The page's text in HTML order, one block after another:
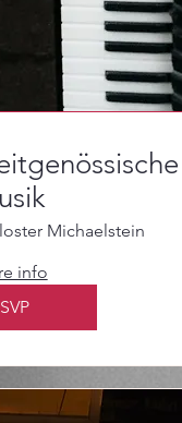
Michaelstein
info